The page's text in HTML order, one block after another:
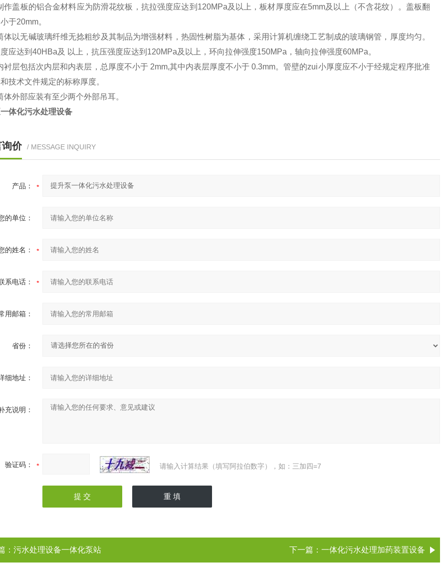
作盖板的铝合金材料应为防滑花纹板，抗拉强度应达到120MPa及以上，板材厚度应在5mm及以上（不含花纹）。盖板翻
于20mm。
体以无碱玻璃纤维无捻粗纱及其制品为增强材料，热固性树脂为基体，采用计算机缠绕工艺制成的玻璃钢管，厚度均匀。
应达到40HBa及 以上，抗压强度应达到120MPa及以上，环向拉伸强度150MPa，轴向拉伸强度60MPa。
衬层包括次内层和内表层，总厚度不小于 2mm,其中内表层厚度不小于 0.3mm。管壁的zui小厚度应不小于经规定程序批准
技术文件规定的标称厚度。
体外部应装有至少两个外部吊耳。
体化污水处理设备
价 / MESSAGE INQUIRY
产品：
的单位：
的姓名：
系电话：
用邮箱：
省份：
细地址：
充说明：
验证码： 请输入计算结果（填写阿拉伯数字），如：三加四=7
： 污水处理设备一体化泵站 下一篇： 一体化污水处理加药装置设备